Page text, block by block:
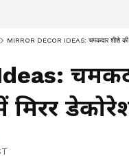
MIRROR DECOR IDEAS: चमकदार शीशे